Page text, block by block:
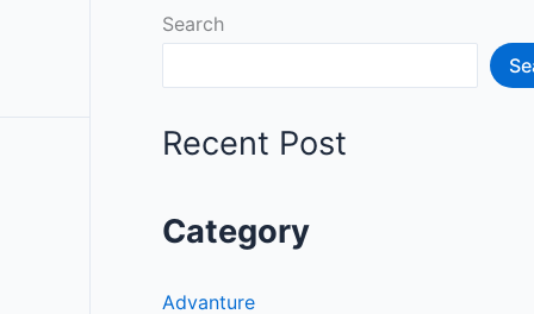
Search
Recent Post
Category
Advanture